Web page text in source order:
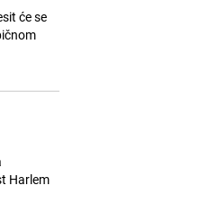
će se